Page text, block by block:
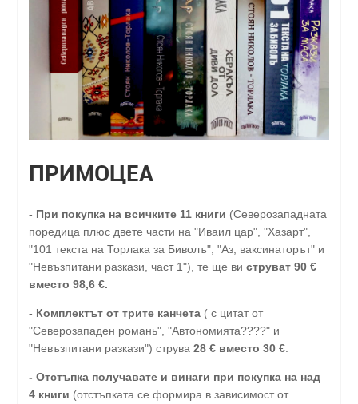
ПРИМОЦЕА
- При покупка на всичките 11 книги (Северозападната
поредица плюс двете части на "Иваил цар", "Хазарт",
"101 текста на Торлака за Биволъ", "Аз, ваксинаторът" и
"Невъзпитани разкази, част 1"), те ще ви струват 90 €
вместо 98,6 €.
- Комплектът от трите канчета ( с цитат от
"Северозападен романь", "Автономията????" и
"Невъзпитани разкази") струва 28 € вместо 30 €
- Отстъпка получавате и винаги при покупка на над
4 книги (отстъпката се формира в зависимост от